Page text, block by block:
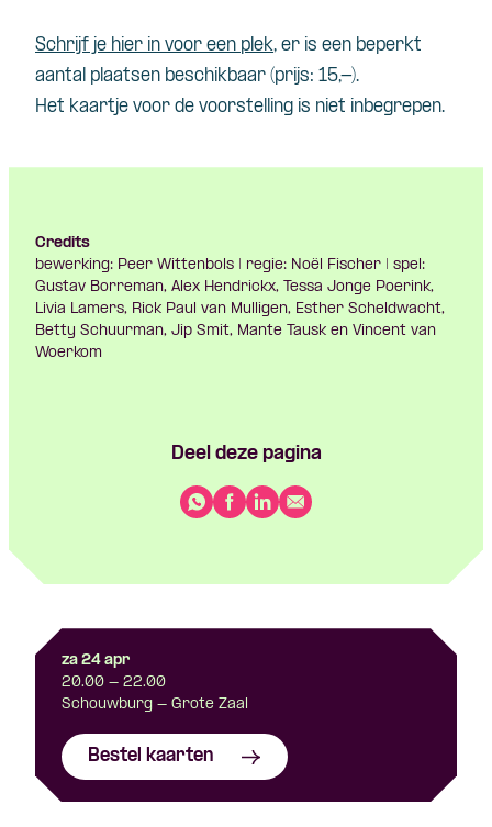
Schrijf je hier in voor een plek, er is een beperkt
aantal plaatsen beschikbaar (prijs: 15,-).
Het kaartje voor de voorstelling is niet inbegrepen.
Credits
bewerking: Peer Wittenbols | regie: Noël Fischer | spel:
Gustav Borreman, Alex Hendrickx, Tessa Jonge Poerink,
Livia Lamers, Rick Paul van Mulligen, Esther Scheldwacht,
Betty Schuurman, Jip Smit, Mante Tausk en Vincent van
Woerkom
Deel deze pagina
za 24 apr
20.00 - 22.00
Schouwburg - Grote Zaal
Bestel kaarten